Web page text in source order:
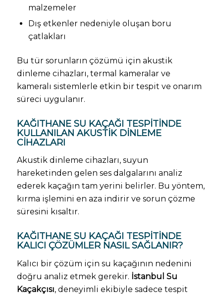
malzemeler
Dış etkenler nedeniyle oluşan boru
çatlakları
Bu tür sorunların çözümü için akustik
dinleme cihazları, termal kameralar ve
kameralı sistemlerle etkin bir tespit ve onarım
süreci uygulanır.
KAĞITHANE SU KAÇAĞI TESPITINDE
KULLANILAN AKUSTIK DINLEME
CIHAZLARI
Akustik dinleme cihazları, suyun
hareketinden gelen ses dalgalarını analiz
ederek kaçağın tam yerini belirler. Bu yöntem,
kırma işlemini en aza indirir ve sorun çözme
süresini kısaltır.
KAĞITHANE SU KAÇAĞI TESPITINDE
KALICI ÇÖZÜMLER NASIL SAĞLANIR?
Kalıcı bir çözüm için su kaçağının nedenini
doğru analiz etmek gerekir. İstanbul Su
Kaçakçısı, deneyimli ekibiyle sadece tespit